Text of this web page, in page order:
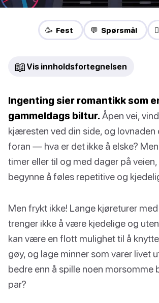
🥳 Fest 💬 Spørsmål
📖 Vis innholdsfortegnelsen
Ingenting sier romantikk som
gammeldags biltur. Åpen vei,
kjæresten ved din side, og lovnaden
foran — hva er det ikke å elske?
timer eller til og med dager på
begynne å føles repetitive og
Men frykt ikke! Lange kjøreturer
trenger ikke å være kjedelige og
kan være en flott mulighet til å
gøy, og lage minner som varer livet
bedre enn å spille noen morsomme
par?